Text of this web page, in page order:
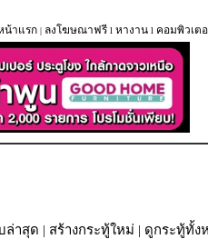
น้าแรก | ลงโฆษณาฟรี l หางาน l คอมพิวเต
ล่าสุด | สร้างกระทู้ใหม่ | ดูกระทู้ทั้ง